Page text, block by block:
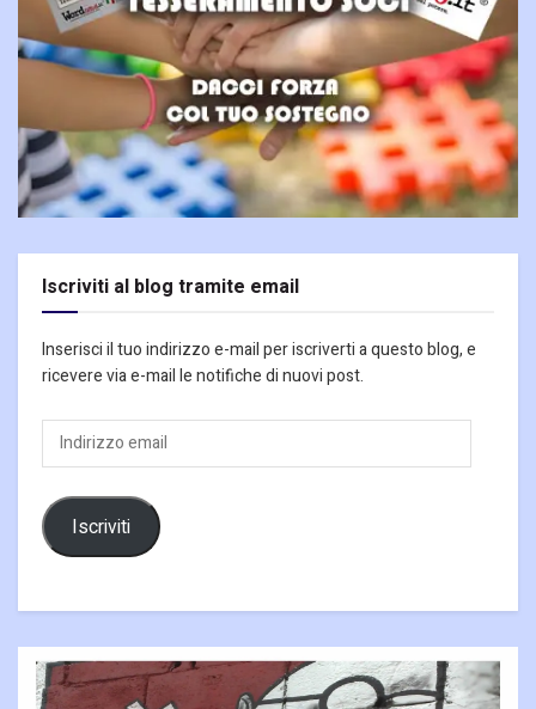
Iscriviti al blog tramite email
Inserisci il tuo indirizzo e-mail per iscriverti a questo blog, e
ricevere via e-mail le notifiche di nuovi post.
Indirizzo
email
Iscriviti